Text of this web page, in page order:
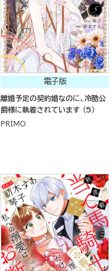
電子版
離婚予定の契約婚なのに、冷酷公
爵様に執着されています （5）
PRIMO